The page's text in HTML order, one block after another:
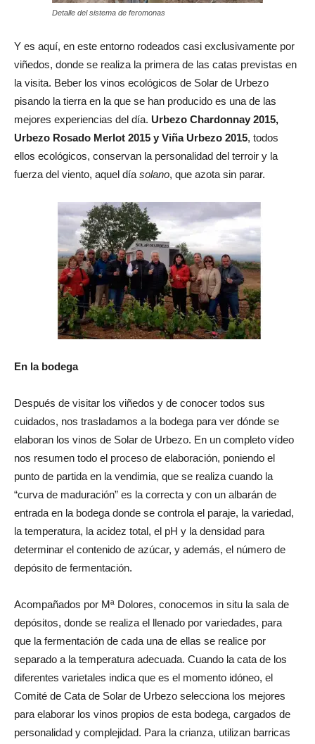
Detalle del sistema de feromonas
Y es aquí, en este entorno rodeados casi exclusivamente por
viñedos, donde se realiza la primera de las catas previstas en
la visita. Beber los vinos ecológicos de Solar de Urbezo
pisando la tierra en la que se han producido es una de las
mejores experiencias del día. Urbezo Chardonnay 2015,
Urbezo Rosado Merlot 2015 y Viña Urbezo 2015, todos
ellos ecológicos, conservan la personalidad del terroir y la
fuerza del viento, aquel día solano, que azota sin parar.
En la bodega
Después de visitar los viñedos y de conocer todos sus
cuidados, nos trasladamos a la bodega para ver dónde se
elaboran los vinos de Solar de Urbezo. En un completo vídeo
nos resumen todo el proceso de elaboración, poniendo el
punto de partida en la vendimia, que se realiza cuando la
“curva de maduración” es la correcta y con un albarán de
entrada en la bodega donde se controla el paraje, la variedad,
la temperatura, la acidez total, el pH y la densidad para
determinar el contenido de azúcar, y además, el número de
depósito de fermentación.
Acompañados por Mª Dolores, conocemos in situ la sala de
depósitos, donde se realiza el llenado por variedades, para
que la fermentación de cada una de ellas se realice por
separado a la temperatura adecuada. Cuando la cata de los
diferentes varietales indica que es el momento idóneo, el
Comité de Cata de Solar de Urbezo selecciona los mejores
para elaborar los vinos propios de esta bodega, cargados de
personalidad y complejidad. Para la crianza, utilizan barricas